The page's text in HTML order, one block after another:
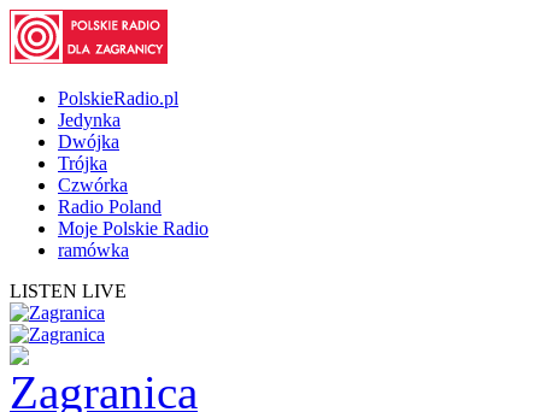
PolskieRadio.pl
Jedynka
Dwójka
Trójka
Czwórka
Radio Poland
Moje Polskie Radio
ramówka
LISTEN LIVE